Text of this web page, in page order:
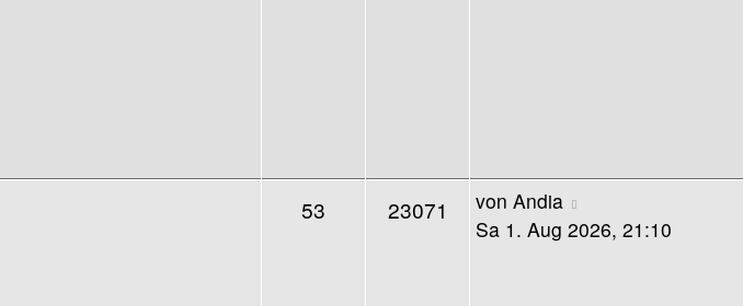
53 23071 von Andia
Sa 1. Aug 2026, 21:10